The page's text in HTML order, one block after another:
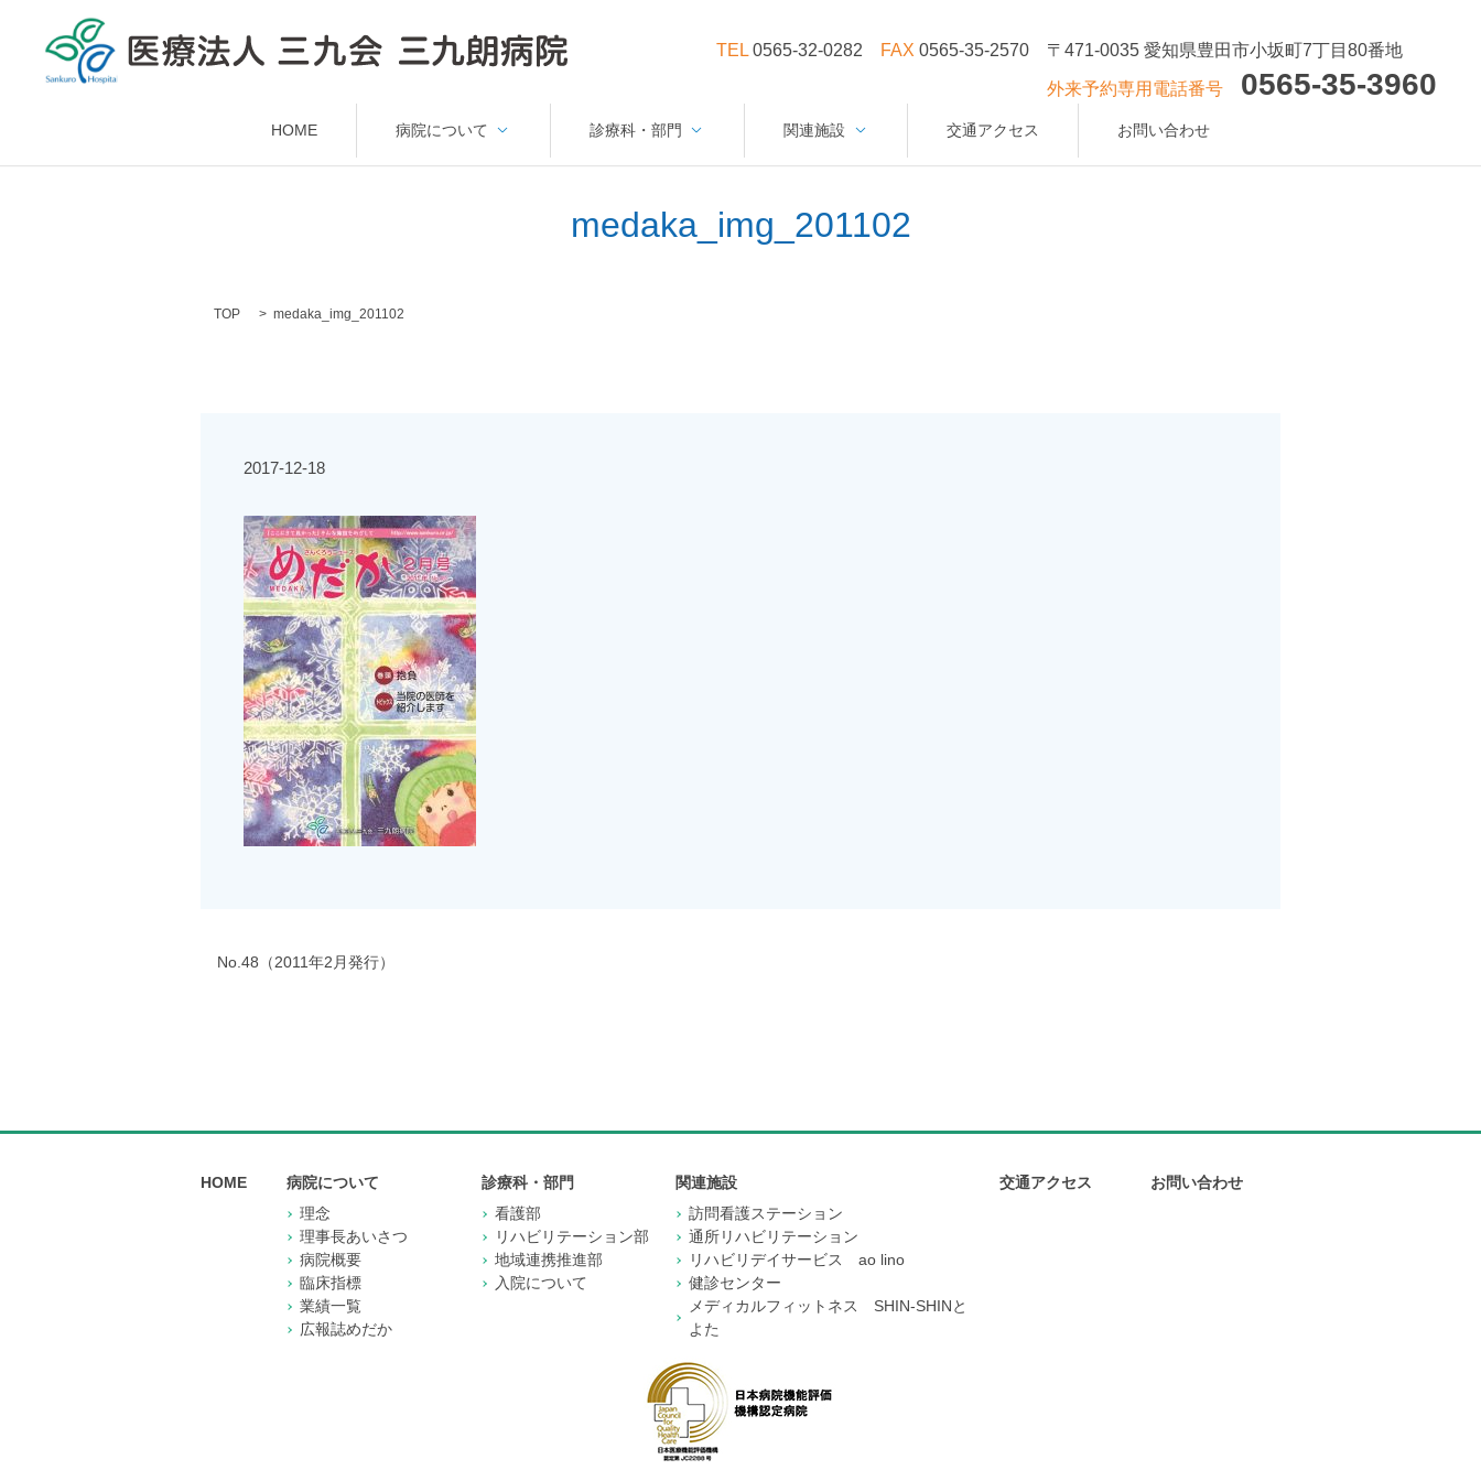
〒471-0035 愛知県豊田市小坂町7丁目80番地
外来予約専用電話番号 0565-35-3960
TEL 0565-32-0282 FAX 0565-35-2570
HOME 病院について 診療科・部門 関連施設 交通アクセス お問い合わせ
medaka_img_201102
TOP medaka_img_201102
2017-12-18
No.48（2011年2月発行）
HOME
病院について
理念
理事長あいさつ
病院概要
臨床指標
業績一覧
広報誌めだか
診療科・部門
看護部
リハビリテーション部
地域連携推進部
入院について
関連施設
訪問看護ステーション
通所リハビリテーション
リハビリデイサービス ao lino
健診センター
メディカルフィットネス SHIN-SHINと
よた
交通アクセス お問い合わせ